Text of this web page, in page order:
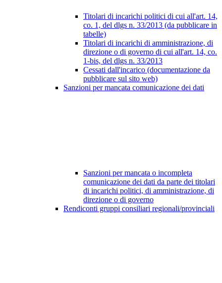
Titolari di incarichi politici di cui all'art. 14,
co. 1, del dlgs n. 33/2013 (da pubblicare in
tabelle)
Titolari di incarichi di amministrazione, di
direzione o di governo di cui all'art. 14, co.
1-bis, del dlgs n. 33/2013
Cessati dall'incarico (documentazione da
pubblicare sul sito web)
Sanzioni per mancata comunicazione dei dati
Sanzioni per mancata o incompleta
comunicazione dei dati da parte dei titolari
di incarichi politici, di amministrazione, di
direzione o di governo
Rendiconti gruppi consiliari regionali/provinciali